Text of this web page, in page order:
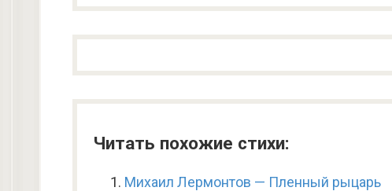
Читать похожие стихи:
Михаил Лермонтов — Пленный рыцарь